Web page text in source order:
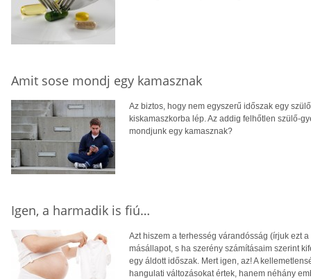
Amit sose mondj egy kamasznak
Az biztos, hogy nem egyszerű időszak egy
kiskamaszkorba lép. Az addig felhőtlen szülő-
mondjunk egy kamasznak?
Igen, a harmadik is fiú…
Azt hiszem a terhesség várandósság (írjuk ezt
másállapot, s ha szerény számításaim szerint
egy áldott időszak. Mert igen, az! A
hangulati változásokat értek, hanem néhány